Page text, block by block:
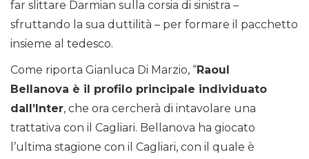
far slittare Darmian sulla corsia di sinistra –
sfruttando la sua duttilità – per formare il pacchetto
insieme al tedesco.
Come riporta Gianluca Di Marzio, “Raoul
Bellanova è il profilo principale individuato
dall’Inter, che ora cercherà di intavolare una
trattativa con il Cagliari. Bellanova ha giocato
l’ultima stagione con il Cagliari, con il quale è